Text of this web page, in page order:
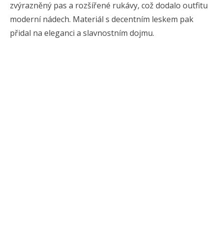
zvýrazněný pas a rozšířené rukávy, což dodalo outfitu
moderní nádech. Materiál s decentním leskem pak
přidal na eleganci a slavnostním dojmu.